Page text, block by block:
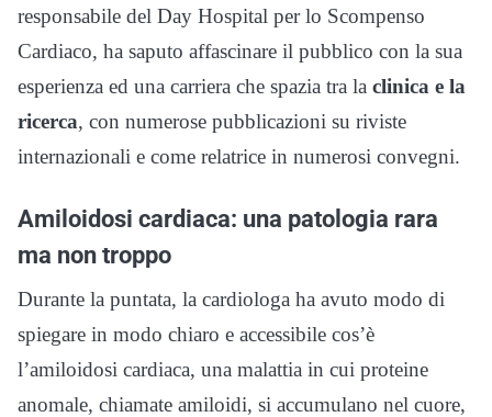
responsabile del Day Hospital per lo Scompenso
Cardiaco, ha saputo affascinare il pubblico con la sua
esperienza ed una carriera che spazia tra la clinica e la
ricerca, con numerose pubblicazioni su riviste
internazionali e come relatrice in numerosi convegni.
Amiloidosi cardiaca: una patologia rara
ma non troppo
Durante la puntata, la cardiologa ha avuto modo di
spiegare in modo chiaro e accessibile cos’è
l’amiloidosi cardiaca, una malattia in cui proteine
anomale, chiamate amiloidi, si accumulano nel cuore,